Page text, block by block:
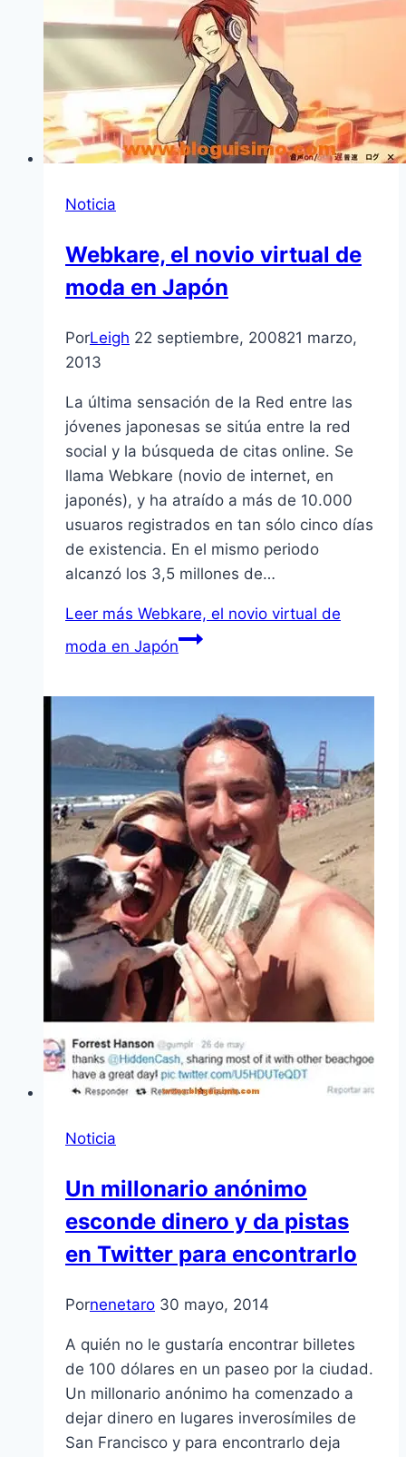
Noticia
Webkare, el novio virtual de
moda en Japón
PorLeigh 22 septiembre, 200821 marzo,
2013
La última sensación de la Red entre las
jóvenes japonesas se sitúa entre la red
social y la búsqueda de citas online. Se
llama Webkare (novio de internet, en
japonés), y ha atraí­do a más de 10.000
usuaros registrados en tan sólo cinco dí­as
de existencia. En el mismo periodo
alcanzó los 3,5 millones de…
Leer más Webkare, el novio virtual de
moda en Japón
Noticia
Un millonario anónimo
esconde dinero y da pistas
en Twitter para encontrarlo
Pornenetaro 30 mayo, 2014
A quién no le gustaría encontrar billetes
de 100 dólares en un paseo por la ciudad.
Un millonario anónimo ha comenzado a
dejar dinero en lugares inverosímiles de
San Francisco y para encontrarlo deja